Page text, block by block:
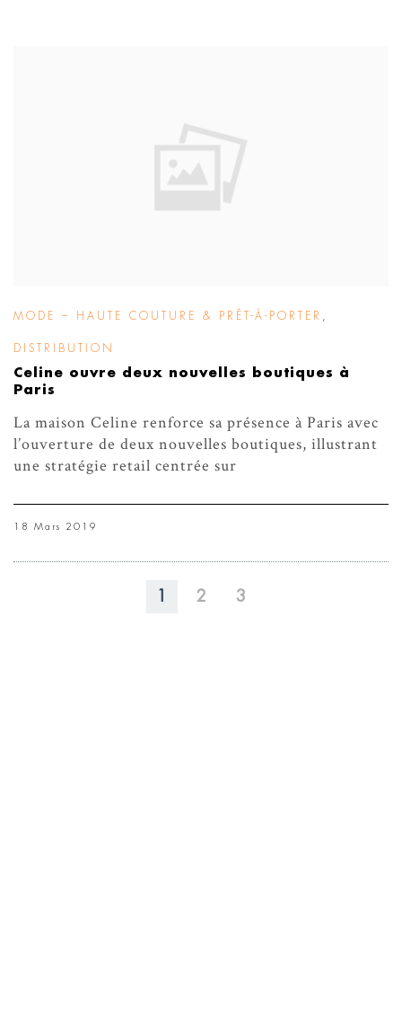
MODE – HAUTE COUTURE & PRÊT-À-PORTER
DISTRIBUTION
Celine ouvre deux nouvelles boutiques à
Paris
La maison Celine renforce sa présence à Paris avec
l’ouverture de deux nouvelles boutiques, illustrant
une stratégie retail centrée sur
18 Mars 2019
1 2 3